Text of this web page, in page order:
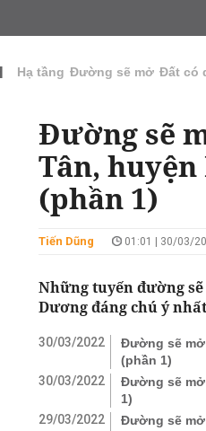
Hạ tầng Đường sẽ mở Đất có
Đường sẽ
Tân,
(phần 1)
Tiến Dũng 01:01 | 30/03/
Những tuyến đường
Dương đáng chú ý
30/03/2022
Đường sẽ mở
(phần 1)
30/03/2022
Đường sẽ mở
1)
29/03/2022
Đường sẽ mở